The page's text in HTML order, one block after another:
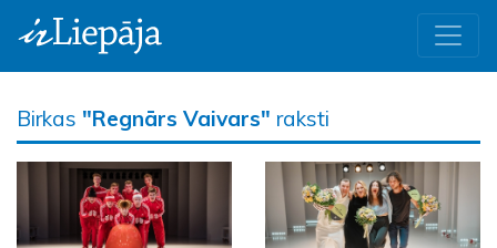
Birkas "Regnārs Vaivars" raksti